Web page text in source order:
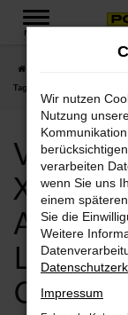
Zum
MENÜ
Tageszulassung Angebote
Volvo
XC40
Wir nutzen
Nutzung
verarbeiten
wenn Sie uns
einem
Sie die
Weitere
Impressum